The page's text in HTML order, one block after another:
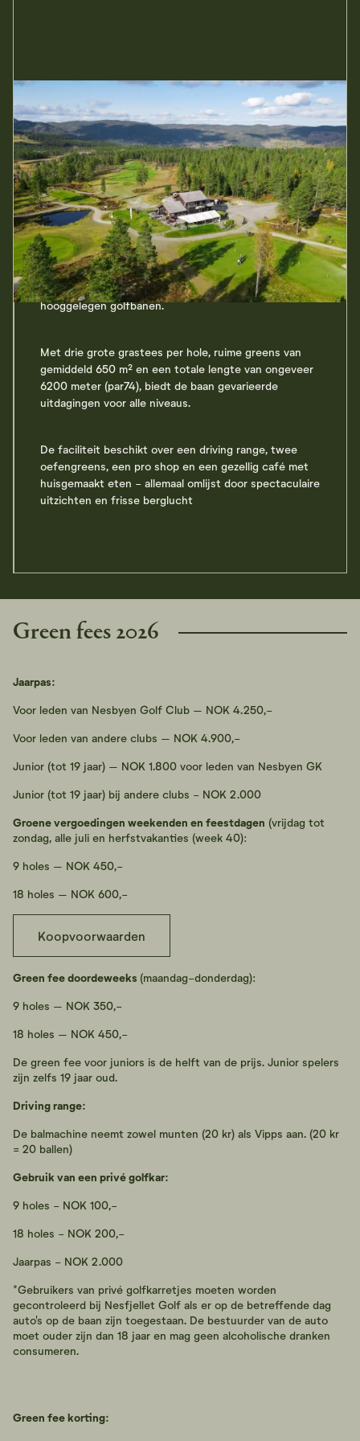
De baan
De Nesfjellet Golfbaan ligt idyllisch op ongeveer 750
meter boven zeeniveau, slechts 12 km van het
centrum van Nesbyen.
Hier krijg je een complete berggolfervaring op een 9-
holes baan die wordt beschouwd als een van
Noorwegens mooiste en best onderhouden
hooggelegen golfbanen.
Met drie grote grastees per hole, ruime greens van
gemiddeld 650 m² en een totale lengte van ongeveer
6200 meter (par74), biedt de baan gevarieerde
uitdagingen voor alle niveaus.
De faciliteit beschikt over een driving range, twee
oefengreens, een pro shop en een gezellig café met
huisgemaakt eten - allemaal omlijst door spectaculaire
uitzichten en frisse berglucht
Green fees 2026
Jaarpas:
Voor leden van Nesbyen Golf Club – NOK 4.250,-
Voor leden van andere clubs – NOK 4.900,-
Junior (tot 19 jaar) – NOK 1.800 voor leden van Nesbyen GK
Junior (tot 19 jaar) bij andere clubs - NOK 2.000
Groene vergoedingen weekenden en feestdagen (vrijdag tot
zondag, alle juli en herfstvakanties (week 40):
9 holes – NOK 450,-
18 holes – NOK 600,-
Koopvoorwaarden
Green fee doordeweeks (maandag-donderdag):
9 holes – NOK 350,-
18 holes – NOK 450,-
De green fee voor juniors is de helft van de prijs. Junior spelers
zijn zelfs 19 jaar oud.
Driving range:
De balmachine neemt zowel munten (20 kr) als Vipps aan. (20 kr
= 20 ballen)
Gebruik van een privé golfkar:
9 holes - NOK 100,-
18 holes - NOK 200,-
Jaarpas - NOK 2.000
*Gebruikers van privé golfkarretjes moeten worden
gecontroleerd bij Nesfjellet Golf als er op de betreffende dag
auto's op de baan zijn toegestaan. De bestuurder van de auto
moet ouder zijn dan 18 jaar en mag geen alcoholische dranken
consumeren.
Green fee korting: